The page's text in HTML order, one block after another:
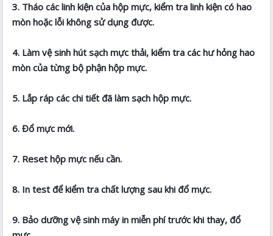
3. Tháo các linh kiện của hộp mực, kiểm tra linh kiện có hao
mòn hoặc lỗi không sử dụng được.
4. Làm vệ sinh hút sạch mực thải, kiểm tra các hư hỏng hao
mòn của từng bộ phận hộp mực.
5. Lắp ráp các chi tiết đã làm sạch hộp mực.
6. Đổ mực mới.
7. Reset hộp mực nếu cần.
8. In test để kiểm tra chất lượng sau khi đổ mực.
9. Bảo dưỡng vệ sinh máy in miễn phí trước khi thay, đổ